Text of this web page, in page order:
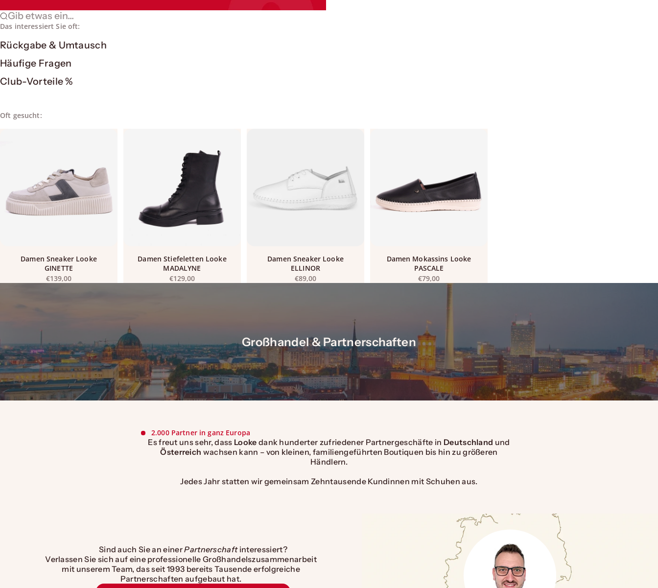
Gib etwas ein...
Das interessiert Sie oft:
Rückgabe & Umtausch
Häufige Fragen
Club-Vorteile %
Oft gesucht:
Damen Sneaker Looke
GINETTE
Angebot
€139,00
Damen Stiefeletten Looke
MADALYNE
Angebot
€129,00
Damen Sneaker Looke
ELLINOR
Angebot
€89,00
Damen Mokassins Looke
PASCALE
Angebot
€79,00
Großhandel & Partnerschaften
2.000 Partner in ganz Europa
Es freut uns sehr, dass Looke dank hunderter zufriedener Partnergeschäfte in Deutschland und
Österreich wachsen kann – von kleinen, familiengeführten Boutiquen bis hin zu größeren
Händlern.
Jedes Jahr statten wir gemeinsam Zehntausende Kundinnen mit Schuhen aus.
Sind auch Sie an einerPartnerschaftinteressiert?
Verlassen Sie sich auf eine professionelle Großhandelszusammenarbeit
mit unserem Team, das seit 1993 bereits Tausende erfolgreiche
Partnerschaften aufgebaut hat.